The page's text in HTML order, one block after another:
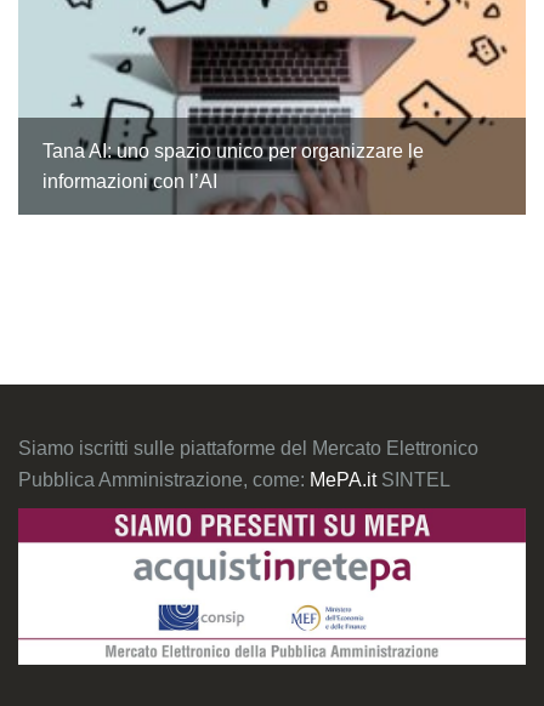
Tana AI: uno spazio unico per organizzare le
informazioni con l’AI
Siamo iscritti sulle piattaforme del Mercato Elettronico
Pubblica Amministrazione, come: MePA.it SINTEL